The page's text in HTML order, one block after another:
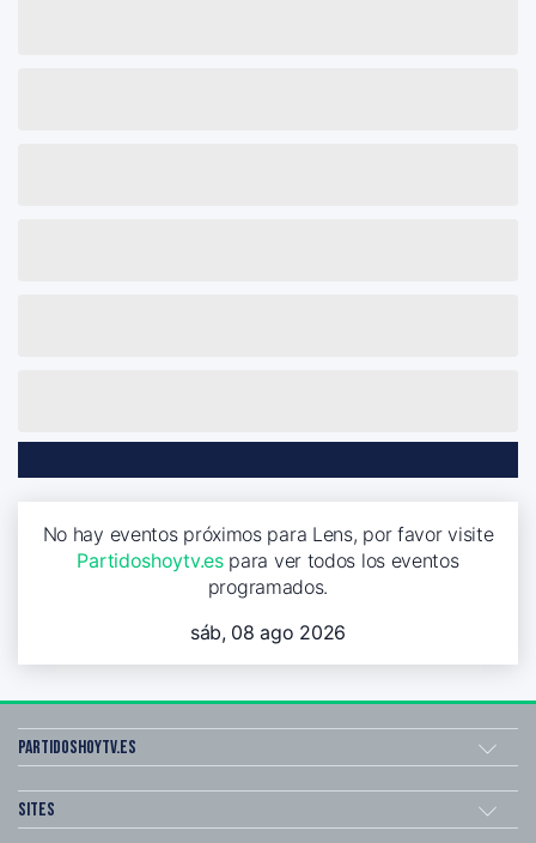
No hay eventos próximos para Lens, por favor visite
Partidoshoytv.espara ver todos los eventos
programados.
sáb, 08 ago 2026
Partidoshoytv.es
Sites